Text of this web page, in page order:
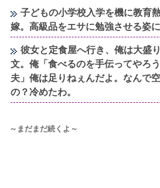
子どもの小学校入学を機に教育
嫁。高級品をエサに勉強させる姿
彼女と定食屋へ行き、俺は大盛
文。俺「食べるのを手伝ってやろ
夫」俺は足りねぇんだよ。なんで
の？冷めたわ。
～まだまだ続くよ～